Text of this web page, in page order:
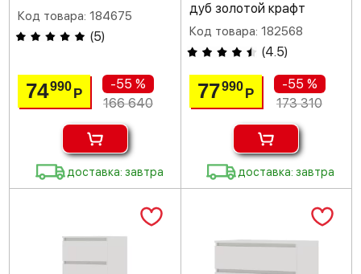
Код товара: 184675
(5)
74990Р
-55 %
166 640
доставка: завтра
дуб золотой крафт
Код товара: 182568
(4.5)
77990 Р
-55 %
173 310
доставка: завтра